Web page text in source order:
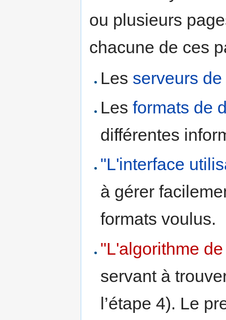
ou plusieurs
chacune de ces
Les serveurs
Lesformats de
différentes
"L'interface
à gérer
formats voulus.
"L'algorithme
servant à
l’étape 4). Le